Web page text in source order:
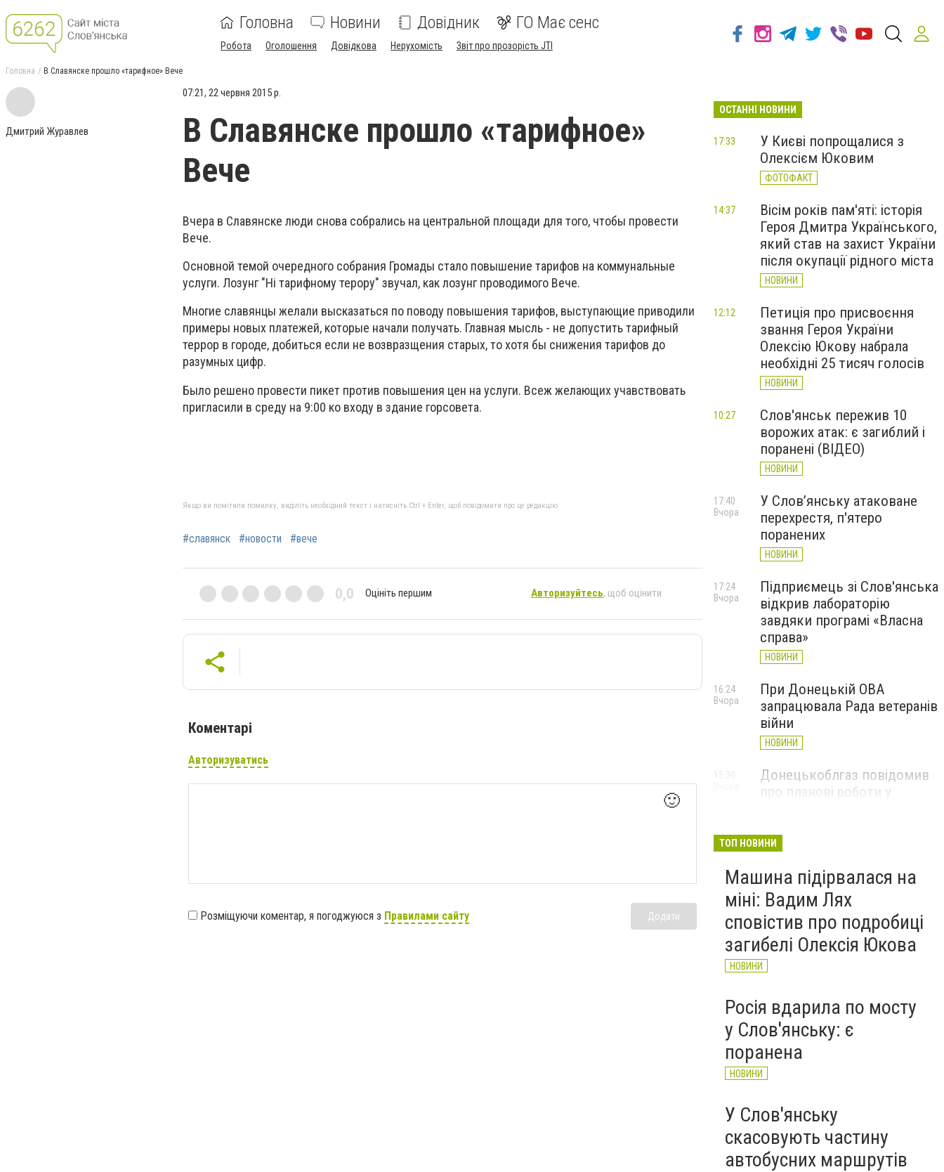
Головна Новини Довідник ГО Має сенс
Робота Оголошення Довідкова Нерухомість Звіт про прозорість JTI
Головна В Славянске прошло «тарифное» Вече
Дмитрий Журавлев
07:21, 22 червня 2015 р.
В Славянске прошло «тарифное»
Вече
Вчера в Славянске люди снова собрались на центральной площади для того, чтобы провести
Вече.
Основной темой очередного собрания Громады стало повышение тарифов на коммунальные
услуги. Лозунг "Ні тарифному терору" звучал, как лозунг проводимого Вече.
Многие славянцы желали высказаться по поводу повышения тарифов, выступающие приводили
примеры новых платежей, которые начали получать. Главная мысль - не допустить тарифный
террор в городе, добиться если не возвразщения старых, то хотя бы снижения тарифов до
разумных цифр.
Было решено провести пикет против повышения цен на услуги. Всеж желающих учавствовать
пригласили в среду на 9:00 ко входу в здание горсовета.
Якщо ви помітили помилку, виділіть необхідний текст і натисніть Ctrl + Enter, щоб повідомити про це редакцію
#славянск #новости #вече
0,0 Оцініть першим Авторизуйтесь, щоб оцінити
Коментарі
Авторизуватись
🙂
Розміщуючи коментар, я погоджуюся з Правилами сайту Додати
ОСТАННІ НОВИНИ
У Києві попрощалися з
Олексієм Юковим
ФОТОФАКТ
17:33
Вісім років пам'яті: історія
Героя Дмитра Українського,
який став на захист України
після окупації рідного міста
НОВИНИ
14:37
Петиція про присвоєння
звання Героя України
Олексію Юкову набрала
необхідні 25 тисяч голосів
НОВИНИ
12:12
Слов'янськ пережив 10
ворожих атак: є загиблий і
поранені (ВІДЕО)
НОВИНИ
10:27
У Слов’янську атаковане
перехрестя, п'ятеро
поранених
НОВИНИ
17:40
Вчора
Підприємець зі Слов'янська
відкрив лабораторію
завдяки програмі «Власна
справа»
НОВИНИ
17:24
Вчора
При Донецькій ОВА
запрацювала Рада ветеранів
війни
НОВИНИ
16:24
Вчора
Донецькоблгаз повідомив
про планові роботи у
НОВИНИ
15:30
ТОП НОВИНИ
Машина підірвалася на
міні: Вадим Лях
сповістив про подробиці
загибелі Олексія Юкова
НОВИНИ
Росія вдарила по мосту
у Слов'янську: є
поранена
НОВИНИ
У Слов'янську
скасовують частину
автобусних маршрутів